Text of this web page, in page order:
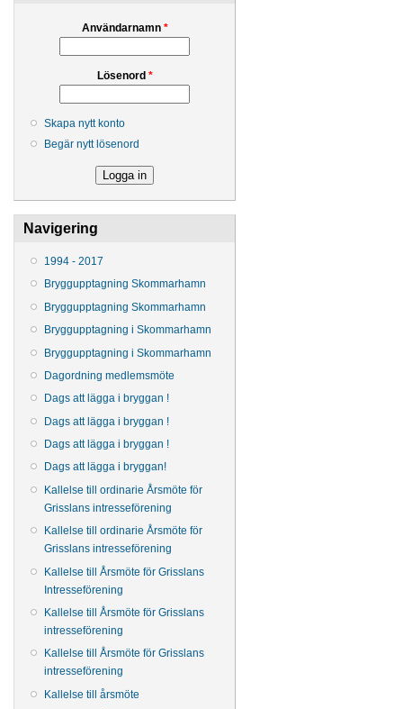
Användarnamn *
Lösenord *
Skapa nytt konto
Begär nytt lösenord
Navigering
1994 - 2017
Bryggupptagning Skommarhamn
Bryggupptagning Skommarhamn
Bryggupptagning i Skommarhamn
Bryggupptagning i Skommarhamn
Dagordning medlemsmöte
Dags att lägga i bryggan !
Dags att lägga i bryggan !
Dags att lägga i bryggan !
Dags att lägga i bryggan!
Kallelse till ordinarie Årsmöte för
Grisslans intresseförening
Kallelse till ordinarie Årsmöte för
Grisslans intresseförening
Kallelse till Årsmöte för Grisslans
Intresseförening
Kallelse till Årsmöte för Grisslans
intresseförening
Kallelse till Årsmöte för Grisslans
intresseförening
Kallelse till årsmöte